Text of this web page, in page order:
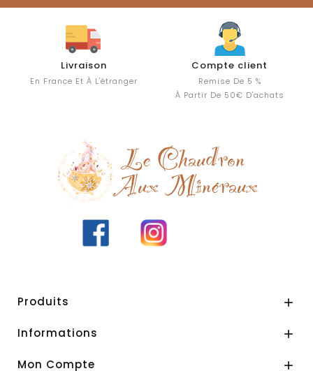
Et À L'étranger
Compte client
Remise De 5 %
À Partir De 50€ D'achats
Bénéficiez
De 10%
Produits 
Informations 
Mon Compte 